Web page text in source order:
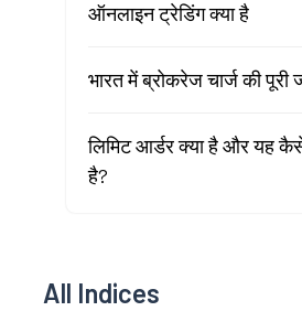
ऑनलाइन ट्रेडिंग क्या है
भारत में ब्रोकरेज चार्ज की पूरी
लिमिट आर्डर क्या है और यह
है?
All Indices